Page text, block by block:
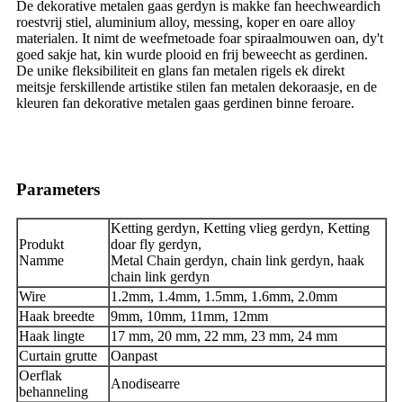
De dekorative metalen gaas gerdyn is makke fan heechweardich
roestvrij stiel, aluminium alloy, messing, koper en oare alloy
materialen. It nimt de weefmetoade foar spiraalmouwen oan, dy't
goed sakje hat, kin wurde plooid en frij beweecht as gerdinen.
De unike fleksibiliteit en glans fan metalen rigels ek direkt
meitsje ferskillende artistike stilen fan metalen dekoraasje, en de
kleuren fan dekorative metalen gaas gerdinen binne feroare.
Parameters
Produkt
Namme
Ketting gerdyn, Ketting vlieg gerdyn, Ketting
doar fly gerdyn,
Metal Chain gerdyn, chain link gerdyn, haak
chain link gerdyn
Wire
1.2mm, 1.4mm, 1.5mm, 1.6mm, 2.0mm
Haak breedte
9mm, 10mm, 11mm, 12mm
Haak lingte
17 mm, 20 mm, 22 mm, 23 mm, 24 mm
Curtain grutte
Oanpast
Oerflak
behanneling
Anodisearre